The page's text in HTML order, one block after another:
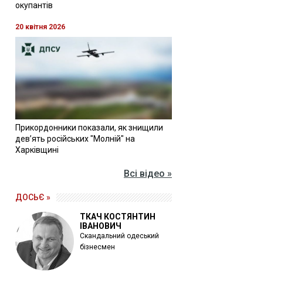
окупантів
20 квітня 2026
Прикордонники показали, як знищили
девʼять російських "Молній" на
Харківщині
Всі відео »
ДОСЬЄ »
ТКАЧ КОСТЯНТИН
ІВАНОВИЧ
Скандальний одеський
бізнесмен